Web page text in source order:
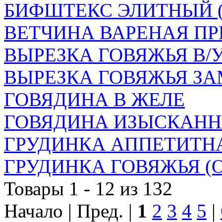
БИФШТЕКС ЭЛИТНЫЙ
ВЕТЧИНА ВАРЕНАЯ
ВЫРЕЗКА ГОВЯЖЬЯ В/
ВЫРЕЗКА ГОВЯЖЬЯ
ГОВЯДИНА В ЖЕЛЕ
ГОВЯДИНА
ГРУДИНКА
ГРУДИНКА ГОВЯЖЬЯ
Товары 1 - 12 из 132
Начало | Пред. | 1 2 3 4 5 |